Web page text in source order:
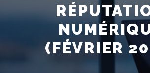
(FÉVRIER